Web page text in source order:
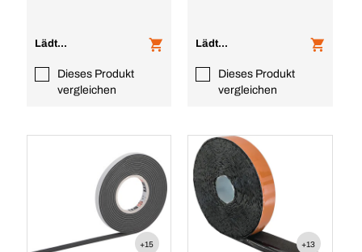
Lädt...
Dieses Produkt
vergleichen
Lädt...
Dieses Produkt
vergleichen
+15 +13